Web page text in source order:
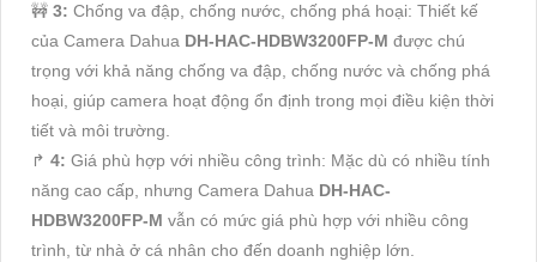
🚧 3: Chống va đập, chống nước, chống phá hoại: Thiết kế
của Camera Dahua DH-HAC-HDBW3200FP-M được chú
trọng với khả năng chống va đập, chống nước và chống phá
hoại, giúp camera hoạt động ổn định trong mọi điều kiện thời
tiết và môi trường.
️↱ 4: Giá phù hợp với nhiều công trình: Mặc dù có nhiều tính
năng cao cấp, nhưng Camera Dahua DH-HAC-
HDBW3200FP-M vẫn có mức giá phù hợp với nhiều công
trình, từ nhà ở cá nhân cho đến doanh nghiệp lớn.